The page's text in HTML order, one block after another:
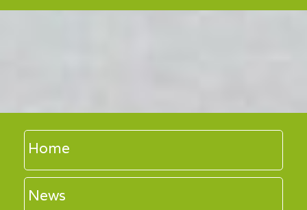
Home
News